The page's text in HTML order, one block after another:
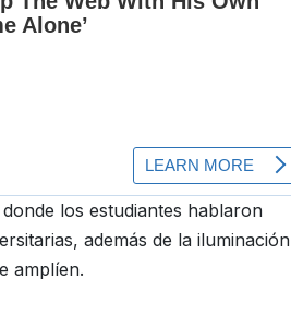
los estudiantes hablaron
además de la iluminación
amplíen.